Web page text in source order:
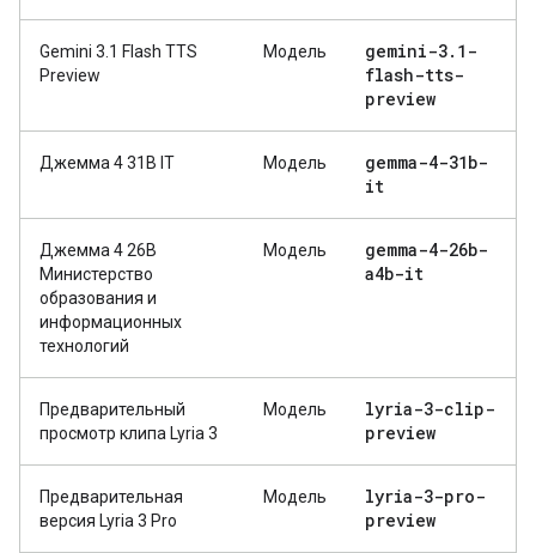
Gemini 3.1 Flash TTS
Preview
Модель gemini-3. 1-
flash-tts-
preview
Джемма 4 31B IT Модель
gemma-4-31b-
it
Джемма 4 26B
Министерство
образования и
информационных
технологий
Модель
gemma-4-26b-
a4b-it
Предварительный
просмотр клипа Lyria 3
Модель
lyria-3-clip-
preview
Предварительная
версия Lyria 3 Pro
Модель
lyria-3-pro-
preview